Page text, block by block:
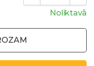
Noliktavā